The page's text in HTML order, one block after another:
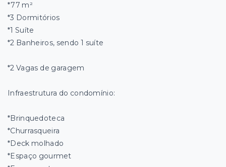
*77 m²
*3 Dormitórios
*1 Suíte
*2 Banheiros, sendo 1 suíte
*2 Vagas de garagem
Infraestrutura do condomínio:
*Brinquedoteca
*Churrasqueira
*Deck molhado
*Espaço gourmet